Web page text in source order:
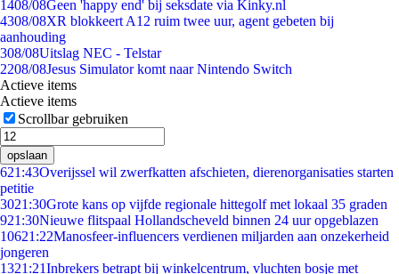
1408/08Geen 'happy end' bij seksdate via Kinky.nl
4308/08XR blokkeert A12 ruim twee uur, agent gebeten bij
aanhouding
308/08Uitslag NEC - Telstar
2208/08Jesus Simulator komt naar Nintendo Switch
Actieve items
Actieve items
Scrollbar gebruiken
opslaan
621:43Overijssel wil zwerfkatten afschieten, dierenorganisaties starten
petitie
3021:30Grote kans op vijfde regionale hittegolf met lokaal 35 graden
921:30Nieuwe flitspaal Hollandscheveld binnen 24 uur opgeblazen
10621:22Manosfeer-influencers verdienen miljarden aan onzekerheid
jongeren
1321:21Inbrekers betrapt bij winkelcentrum, vluchten bosje met